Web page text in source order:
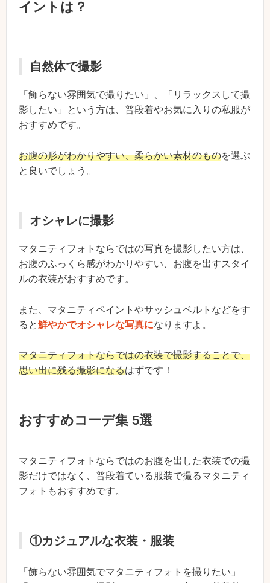
イントは？
自然体で撮影
「飾らない雰囲気で撮りたい」、「リラックスして撮
影したい」という方は、普段着やお気に入りの私服が
おすすめです。
お腹の形がわかりやすい、柔らかい素材のものを選ぶ
と良いでしょう。
オシャレに撮影
マタニティフォトならではの写真を撮影したい方は、
お腹のふっくら感がわかりやすい、お腹を出すスタイ
ルの衣装がおすすめです。
また、マタニティペイントやサッシュベルトなどをす
ると鮮やかでオシャレな写真になりますよ。
マタニティフォトならではの衣装で撮影することで、
思い出に残る撮影になるはずです！
おすすめコーデ集 5選
マタニティフォトならではのお腹を出した衣装での撮
影だけではなく、普段着ている服装で撮るマタニティ
フォトもおすすめです。
①カジュアルな衣装・服装
「飾らない雰囲気でマタニティフォトを撮りたい」